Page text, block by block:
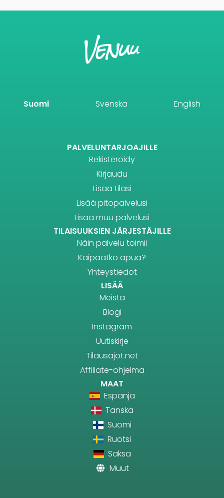
Suomi Svenska English
PALVELUNTARJOAJILLE
Rekisteröidy
Kirjaudu
Lisää tilasi
Lisää pitopalvelusi
Lisää muu palvelusi
TILAISUUKSIEN JÄRJESTÄJILLE
Näin palvelu toimii
Kaipaatko apua?
Yhteystiedot
LISÄÄ
Meistä
Blogi
Instagram
Uutiskirje
Tilausajot.net
Affiliate-ohjelma
MAAT
Espanja
Tanska
Suomi
Ruotsi
Saksa
Muut